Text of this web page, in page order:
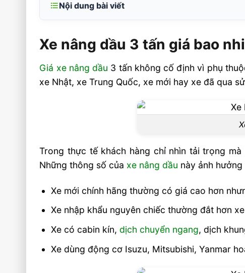
Nội dung bài viết
lớn?
Đánh giá nhanh về các loại động cơ xe nâng dầu
Nên chọn xe nâng dầu 3 tấn nào cho từng nhu
EP, iMOW, Heli, Maxlion khác nhau gì khi chọn
Câu hỏi thường gặp về xe nâng dầu 3 tấn FAQ
Xe nâng dầu 3 tấn mới có đắt hơn xe
Xe nâng dầu 3 tấn có phù hợp làm việc
không?
Mua xe nâng dầu 3 tấn cần kiểm tra thông
Xe nâng dầu 3 tấn giá bao
Giá xe nâng dầu 3 tấn không cố định vì phụ
xe Nhật, xe Trung Quốc, xe mới hay xe đã qua
Trong thực tế khách hàng chỉ nhìn tải trọng
Những thông số của xe nâng dầu này ảnh
Xe mới chính hãng thường có giá cao hơn
Xe nhập khẩu nguyên chiếc thường đắt hơn
Xe có cabin kín,dịch chuyển ngang, dịch
Xe dùng động cơ Isuzu, Mitsubishi, Yanmar